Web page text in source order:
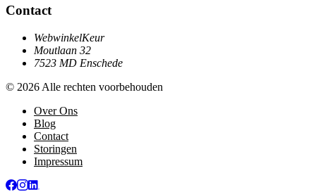
Contact
WebwinkelKeur
Moutlaan 32
7523 MD Enschede
© 2026 Alle rechten voorbehouden
Over Ons
Blog
Contact
Storingen
Impressum